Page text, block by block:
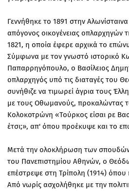
Γεννήθηκε το 1891 στην
απόγονος οικογένειας οπλαρχηγών
1821, η οποία έφερε αρχικά το
Σύμφωνα με τον γνωστό ιστορικό
Παπαρρηγόπουλο, ο Βασίλειος
οπλαρχηγός υπό τις διαταγές του
συνήθιζε να τιμωρεί άγρια τους
με τους Οθωμανούς, προκαλώντας
Κολοκοτρώνη «Τούρκος είσαι ρε
έτσι;», απ' όπου προέκυψε και το
Μετά την ολοκλήρωση των
του Πανεπιστημίου Αθηνών, ο
επέστρεψε στη Τρίπολη (1914) όπου
Από νωρίς ασχολήθηκε με την